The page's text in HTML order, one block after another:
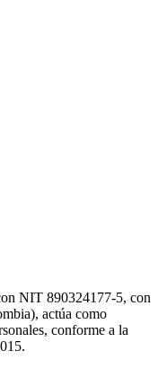
NIT 890324177-5, con
actúa como
conforme a la